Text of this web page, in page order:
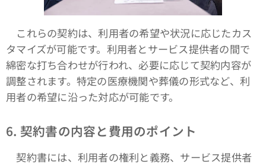
これらの契約は、利用者の希望や状況に応じたカス
タマイズが可能です。利用者とサービス提供者の間で
綿密な打ち合わせが行われ、必要に応じて契約内容が
調整されます。特定の医療機関や葬儀の形式など、利
用者の希望に沿った対応が可能です。
6. 契約書の内容と費用のポイント
契約書には、利用者の権利と義務、サービス提供者